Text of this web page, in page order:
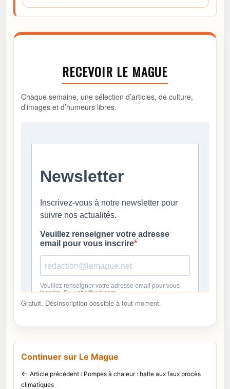
RECEVOIR LE MAGUE
Chaque semaine, une sélection d’articles, de culture,
d’images et d’humeurs libres.
Gratuit. Désinscription possible à tout moment.
Continuer sur Le Mague
← Article précédent : Pompes à chaleur : halte aux faux procès
climatiques